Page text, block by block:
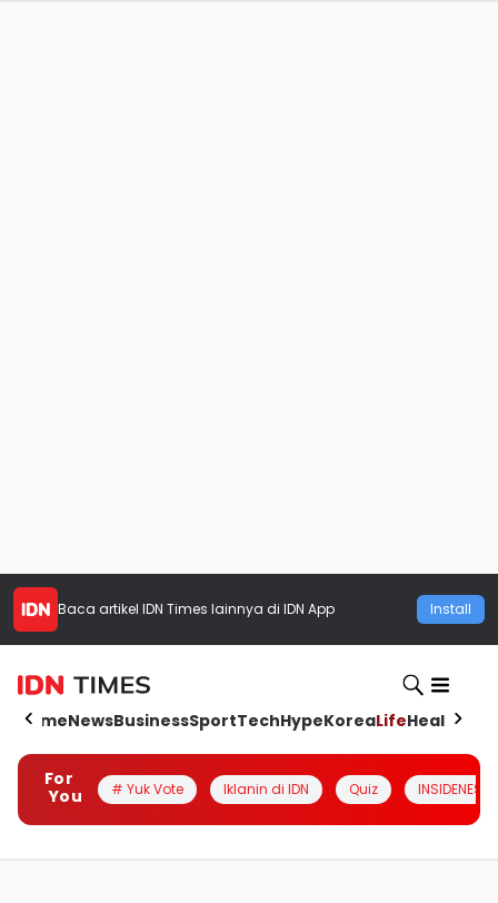
Baca artikel IDN Times lainnya di IDN App Install
HomeNewsBusinessSportTechHypeKoreaLifeHealth
For
You
# Yuk Vote Iklanin di IDN Quiz INSIDENESIA